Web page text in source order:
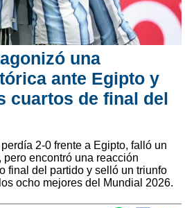
una
ante Egipto y
cuartos de final del
2-0 frente a Egipto, falló un
encontró una reacción
final del partido y selló un triunfo
ocho mejores del Mundial 2026.